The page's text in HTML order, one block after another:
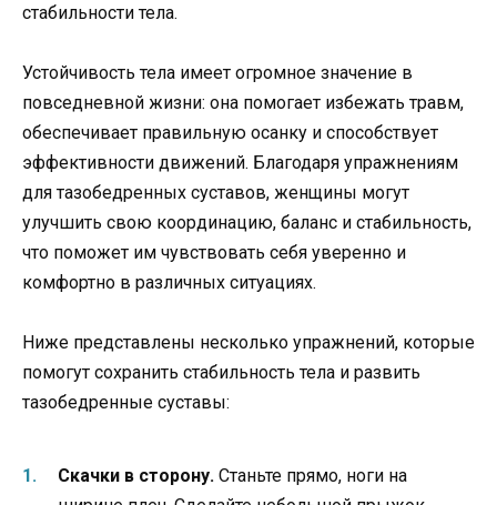
стабильности тела.
Устойчивость тела имеет огромное значение в
повседневной жизни: она помогает избежать травм,
обеспечивает правильную осанку и способствует
эффективности движений. Благодаря упражнениям
для тазобедренных суставов, женщины могут
улучшить свою координацию, баланс и стабильность,
что поможет им чувствовать себя уверенно и
комфортно в различных ситуациях.
Ниже представлены несколько упражнений, которые
помогут сохранить стабильность тела и развить
тазобедренные суставы:
Скачки в сторону. Станьте прямо, ноги на